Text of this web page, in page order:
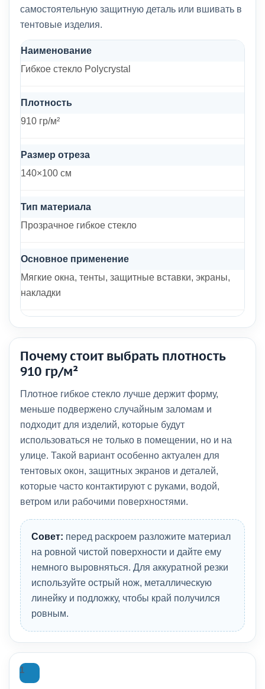
самостоятельную защитную деталь или вшивать в
тентовые изделия.
Наименование
Гибкое стекло Polycrystal
Плотность
910 гр/м²
Размер отреза
140×100 см
Тип материала
Прозрачное гибкое стекло
Основное применение
Мягкие окна, тенты, защитные вставки, экраны,
накладки
Почему стоит выбрать плотность
910 гр/м²
Плотное гибкое стекло лучше держит форму,
меньше подвержено случайным заломам и
подходит для изделий, которые будут
использоваться не только в помещении, но и на
улице. Такой вариант особенно актуален для
тентовых окон, защитных экранов и деталей,
которые часто контактируют с руками, водой,
ветром или рабочими поверхностями.
Совет: перед раскроем разложите материал
на ровной чистой поверхности и дайте ему
немного выровняться. Для аккуратной резки
используйте острый нож, металлическую
линейку и подложку, чтобы край получился
ровным.
1